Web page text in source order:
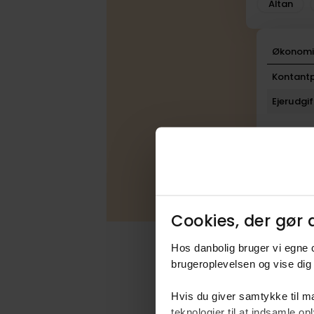
Cookies, der gør
Hos danbolig bruger vi
brugeroplevelsen og vise
Hvis du giver samtykke til
Altan
Økonomi